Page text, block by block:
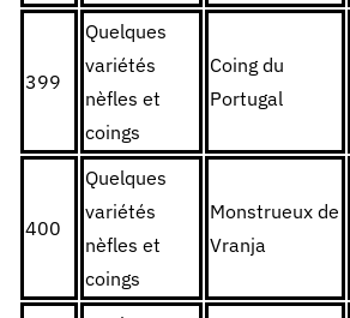
399
Quelques
variétés
nèfles et
coings
Coing du
Portugal
400
Quelques
variétés
nèfles et
coings
Monstrueux de
Vranja